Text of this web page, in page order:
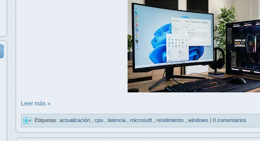
Leer más »
Etiquetas: actualización cpu latencia microsoft rendimiento windows | 0 comentarios